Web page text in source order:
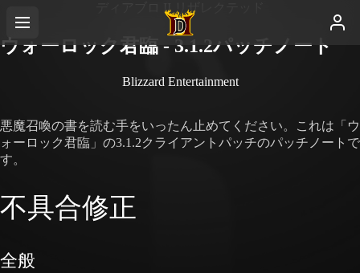
ディアブロ II リザレクテッド
ウォーロック君臨 - 3.1.2パッチノート
Blizzard Entertainment
悪魔召喚の書を読む手をいったん止めてください。これは「ウ
ォーロック君臨」の3.1.2クライアントパッチのパッチノートで
す。
不具合修正
全般